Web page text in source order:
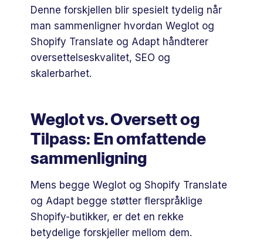
Denne forskjellen blir spesielt tydelig når
man sammenligner hvordan Weglot og
Shopify Translate og Adapt håndterer
oversettelseskvalitet, SEO og
skalerbarhet.
Weglot vs. Oversett og
Tilpass: En omfattende
sammenligning
Mens begge Weglot og Shopify Translate
og Adapt begge støtter flerspråklige
Shopify-butikker, er det en rekke
betydelige forskjeller mellom dem.